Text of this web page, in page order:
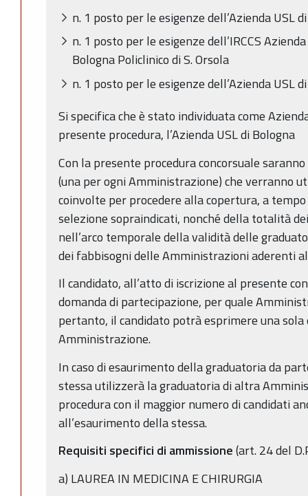
n. 1 posto per le esigenze dell’Azienda USL
n. 1 posto per le esigenze dell’IRCCS
Bologna Policlinico di S. Orsola
n. 1 posto per le esigenze dell’Azienda USL
Si specifica che è stato individuata come
presente procedura, l’Azienda USL di Bologna
Con la presente procedura concorsuale
(una per ogni Amministrazione) che verranno
coinvolte per procedere alla copertura, a
selezione sopraindicati, nonché della totalità
nell’arco temporale della validità delle
dei fabbisogni delle Amministrazioni aderenti
Il candidato, all’atto di iscrizione al presente
domanda di partecipazione, per quale
pertanto, il candidato potrà esprimere una sola
Amministrazione.
In caso di esaurimento della graduatoria da
stessa utilizzerà la graduatoria di altra
procedura con il maggior numero di candidati
all’esaurimento della stessa.
Requisiti specifici di ammissione(art. 24 del
a) LAUREA IN MEDICINA E CHIRURGIA